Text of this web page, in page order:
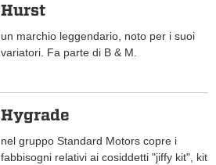
Hurst
un marchio leggendario, noto per i suoi
variatori. Fa parte di B & M.
Hygrade
nel gruppo Standard Motors copre i
fabbisogni relativi ai cosiddetti "jiffy kit", kit